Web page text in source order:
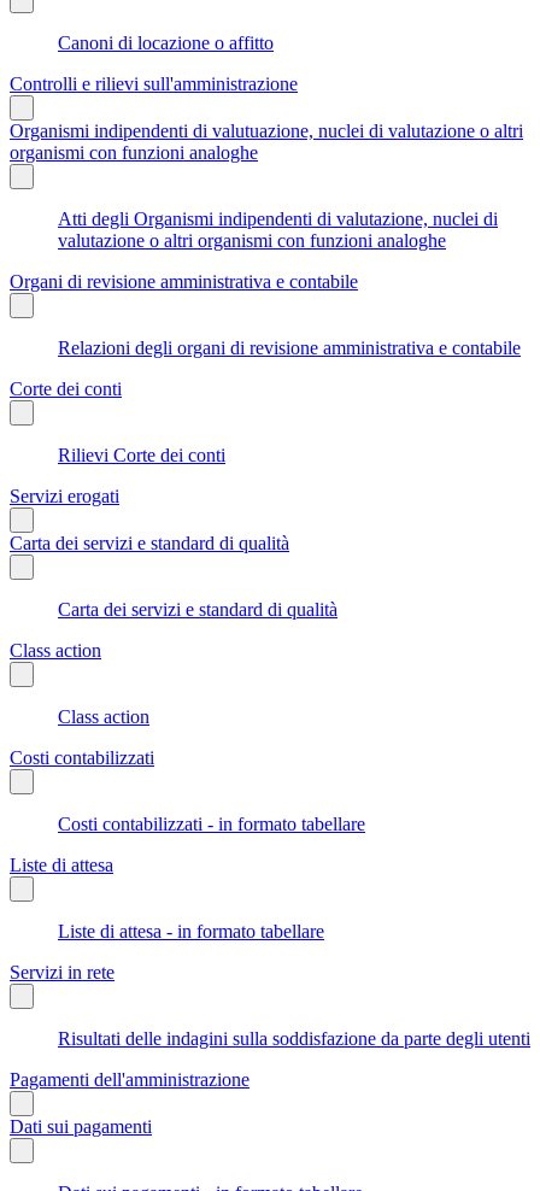
Canoni di locazione o affitto
Controlli e rilievi sull'amministrazione
Organismi indipendenti di valutuazione, nuclei di valutazione o altri
organismi con funzioni analoghe
Atti degli Organismi indipendenti di valutazione, nuclei di
valutazione o altri organismi con funzioni analoghe
Organi di revisione amministrativa e contabile
Relazioni degli organi di revisione amministrativa e contabile
Corte dei conti
Rilievi Corte dei conti
Servizi erogati
Carta dei servizi e standard di qualità
Carta dei servizi e standard di qualità
Class action
Class action
Costi contabilizzati
Costi contabilizzati - in formato tabellare
Liste di attesa
Liste di attesa - in formato tabellare
Servizi in rete
Risultati delle indagini sulla soddisfazione da parte degli utenti
Pagamenti dell'amministrazione
Dati sui pagamenti